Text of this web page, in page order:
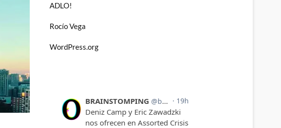
ADLO!
Rocío Vega
WordPress.org